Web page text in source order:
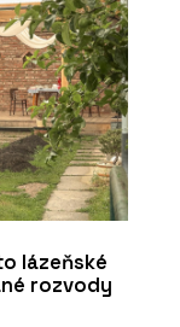
lázeňské
rozvody